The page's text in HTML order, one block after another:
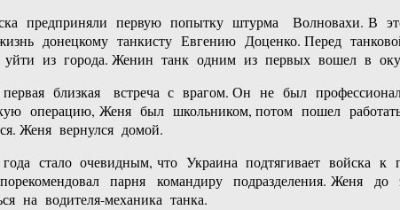
предприняли первую попытку штурма Волновахи. В
донецкому танкисту Евгению Доценко. Перед
уйти из города. Женин танк одним из первых вошел в
близкая встреча с врагом. Он не был
операцию, Женя был школьником, потом пошел
Женя вернулся домой.
очевидным, что Украина подтягивает войска к
парня командиру подразделения. Женя
на водителя-механика танка.